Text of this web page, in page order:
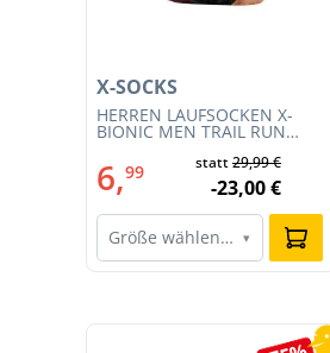
HERREN LAUFSOCKEN X-
BIONIC MEN TRAIL RUN
R019)
X-SOCKS
6,99 statt29,99 €
-23,00 €
Größe wählen… ▾
Produktgalerie